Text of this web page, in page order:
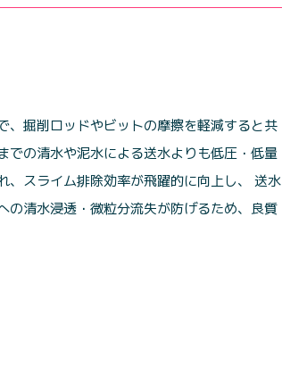
、掘削ロッドやビットの摩擦を軽減すると共
での清水や泥水による送水よりも低圧・低量
、スライム排除効率が飛躍的に向上し、 送水
の清水浸透・微粒分流失が防げるため、良質